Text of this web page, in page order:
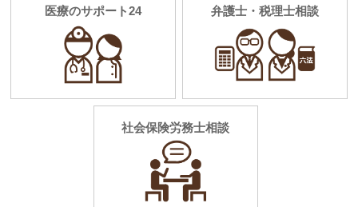
医療のサポート24 弁護士・税理士相談
社会保険労務士相談